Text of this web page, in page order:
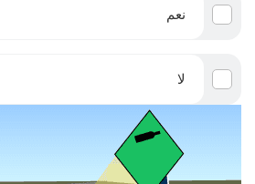
نعم
لا